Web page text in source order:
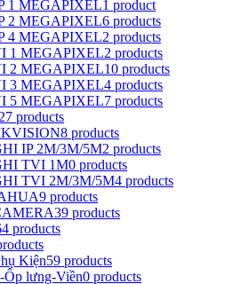
1 MEGAPIXEL1 product
2 MEGAPIXEL6 products
4 MEGAPIXEL2 products
1 MEGAPIXEL2 products
2 MEGAPIXEL10 products
3 MEGAPIXEL4 products
5 MEGAPIXEL7 products
27 products
8 products
IP 2M/3M/5M2 products
TVI 1M0 products
TVI 2M/3M/5M4 products
9 products
39 products
products
Kiện59 products
Ốp lưng-Viền0 products